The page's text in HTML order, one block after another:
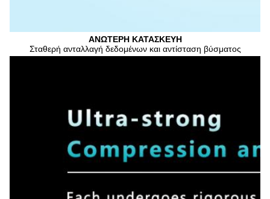
ΑΝΩΤΕΡΗ ΚΑΤΑΣΚΕΥΗ
Σταθερή ανταλλαγή δεδομένων και αντίσταση βύσματος